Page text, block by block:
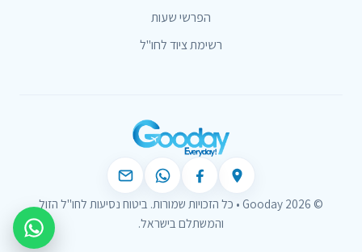
הפרשי שעות
רשימת ציוד לחו"ל
© 2026 Gooday • כל הזכויות שמורות. ביטוח נסיעות לחו"ל הזול
והמשתלם בישראל.
צור